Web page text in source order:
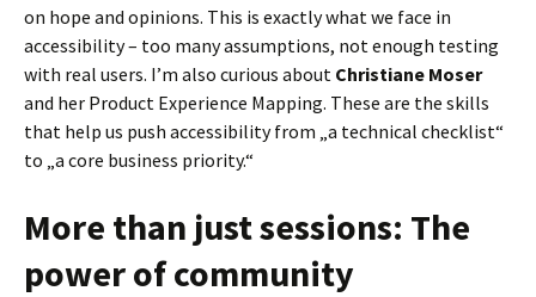
on hope and opinions. This is exactly what we face in
accessibility – too many assumptions, not enough testing
with real users. I’m also curious about Christiane Moser
and her Product Experience Mapping. These are the skills
that help us push accessibility from „a technical checklist“
to „a core business priority.“
More than just sessions: The
power of community